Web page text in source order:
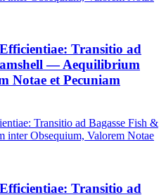
Transitio ad
— Aequilibrium
Notae et Pecuniam
Transitio ad